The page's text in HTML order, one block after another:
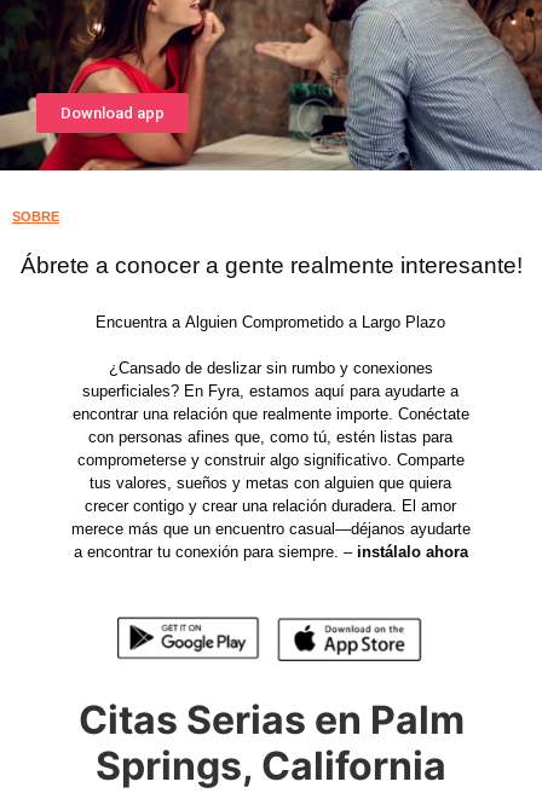
Download app
SOBRE
Ábrete a conocer a gente realmente interesante!
Encuentra a Alguien Comprometido a Largo Plazo
¿Cansado de deslizar sin rumbo y conexiones
superficiales? En Fyra, estamos aquí para ayudarte a
encontrar una relación que realmente importe. Conéctate
con personas afines que, como tú, estén listas para
comprometerse y construir algo significativo. Comparte
tus valores, sueños y metas con alguien que quiera
crecer contigo y crear una relación duradera. El amor
merece más que un encuentro casual—déjanos ayudarte
a encontrar tu conexión para siempre. – instálalo ahora
Citas Serias en Palm
Springs, California